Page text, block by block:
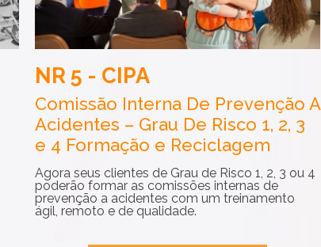
NR 5 - CIPA
Comissão Interna De Prevenção A
Acidentes – Grau De Risco 1, 2, 3
e 4 Formação e Reciclagem
Agora seus clientes de Grau de Risco 1, 2, 3 ou 4
poderão formar as comissões internas de
prevenção a acidentes com um treinamento
ágil, remoto e de qualidade.